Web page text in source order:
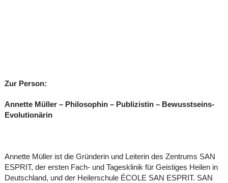
Zur Person:
Annette Müller – Philosophin – Publizistin – Bewusstseins-
Evolutionärin
Annette Müller ist die Gründerin und Leiterin des Zentrums SAN
ESPRIT, der ersten Fach- und Tagesklinik für Geistiges Heilen in
Deutschland, und der Heilerschule ÉCOLE SAN ESPRIT. SAN